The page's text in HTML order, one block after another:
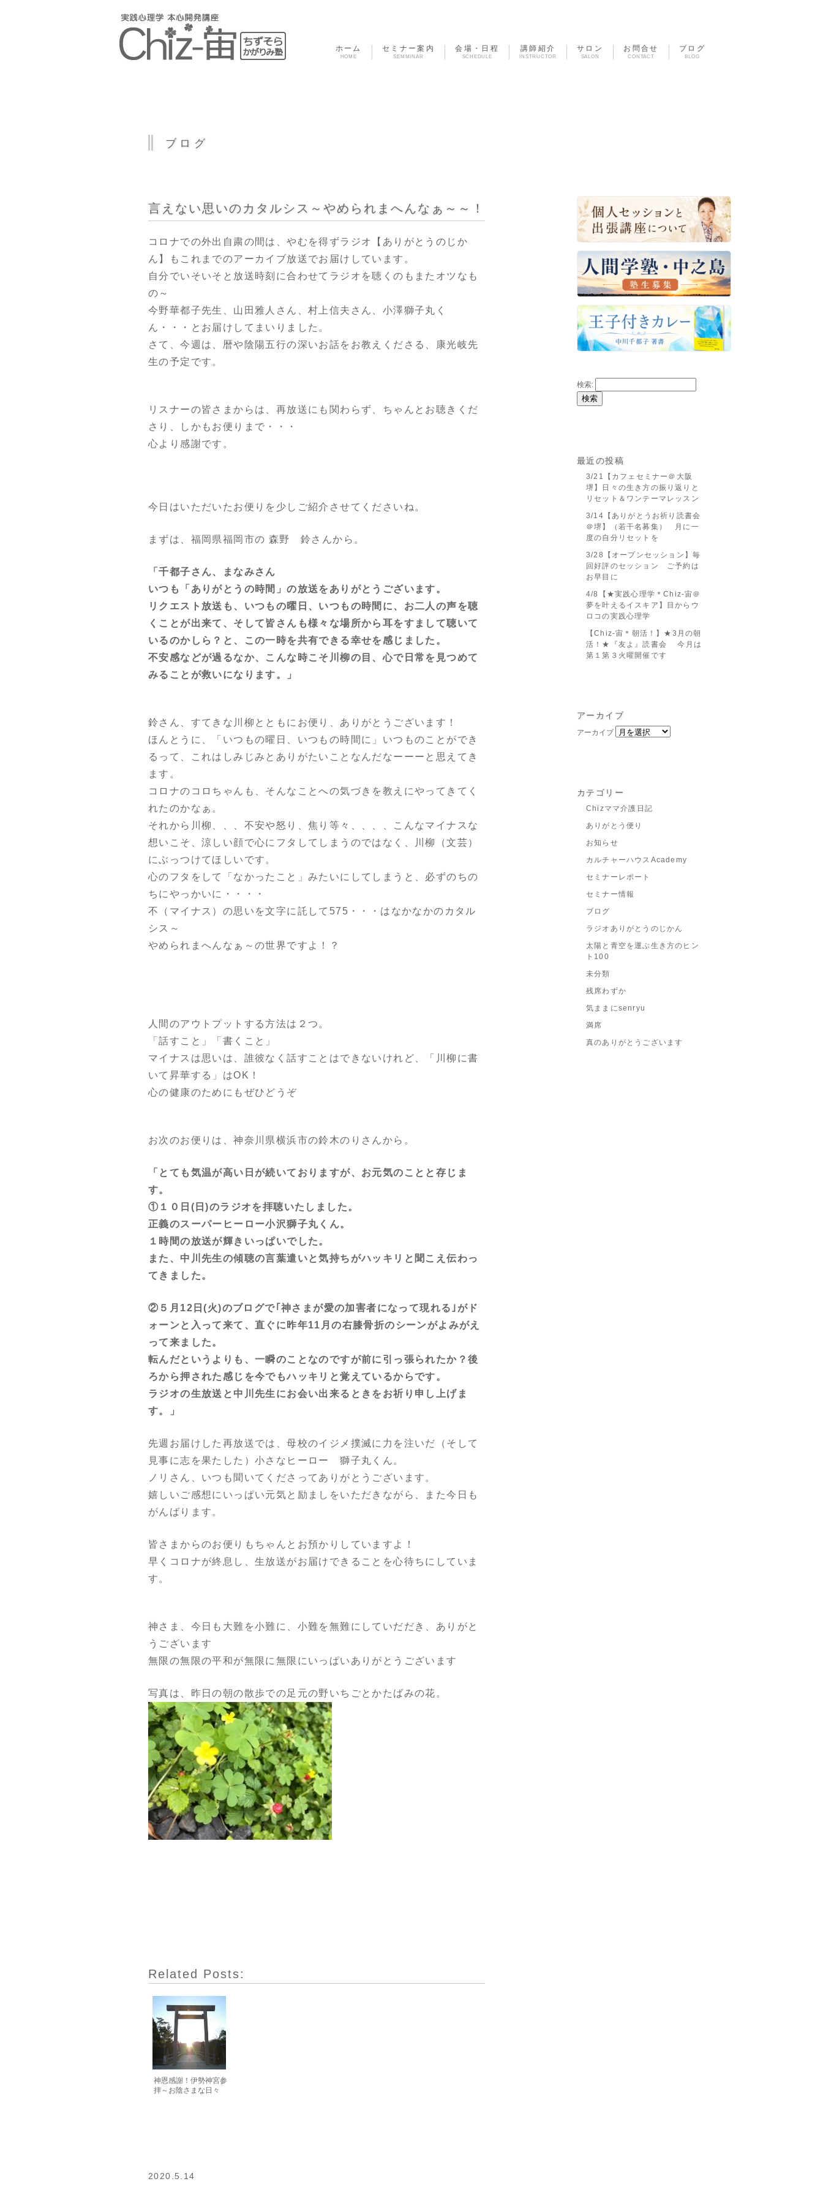
ホーム
HOME
セミナー案内
SEMMINAR
会場・日程
SCHEDULE
講師紹介
INSTRUCTOR
サロン
SALON
お問合せ
CONTACT
ブログ
BLOG
ブログ
言えない思いのカタルシス～やめられまへんなぁ～～！
コロナでの外出自粛の間は、やむを得ずラジオ【ありがとうのじか
ん】もこれまでのアーカイブ放送でお届けしています。
自分でいそいそと放送時刻に合わせてラジオを聴くのもまたオツなも
の～
今野華都子先生、山田雅人さん、村上信夫さん、小澤獅子丸く
ん・・・とお届けしてまいりました。
さて、今週は、暦や陰陽五行の深いお話をお教えくださる、康光岐先
生の予定です。
リスナーの皆さまからは、再放送にも関わらず、ちゃんとお聴きくだ
さり、しかもお便りまで・・・
心より感謝です。
今日はいただいたお便りを少しご紹介させてくださいね。
まずは、福岡県福岡市の 森野 鈴さんから。
「千都子さん、まなみさん
いつも「ありがとうの時間」の放送をありがとうございます。
リクエスト放送も、いつもの曜日、いつもの時間に、お二人の声を聴
くことが出来て、そして皆さんも様々な場所から耳をすまして聴いて
いるのかしら？と、この一時を共有できる幸せを感じました。
不安感などが過るなか、こんな時こそ川柳の目、心で日常を見つめて
みることが救いになります。」
鈴さん、すてきな川柳とともにお便り、ありがとうございます！
ほんとうに、「いつもの曜日、いつもの時間に」いつものことができ
るって、これはしみじみとありがたいことなんだなーーーと思えてき
ます。
コロナのコロちゃんも、そんなことへの気づきを教えにやってきてく
れたのかなぁ。
それから川柳、、、不安や怒り、焦り等々、、、、こんなマイナスな
想いこそ、涼しい顔で心にフタしてしまうのではなく、川柳（文芸）
にぶっつけてほしいです。
心のフタをして「なかったこと」みたいにしてしまうと、必ずのちの
ちにやっかいに・・・・
不（マイナス）の思いを文字に託して575・・・はなかなかのカタル
シス～
やめられまへんなぁ～の世界ですよ！？
人間のアウトプットする方法は２つ。
「話すこと」「書くこと」
マイナスは思いは、誰彼なく話すことはできないけれど、「川柳に書
いて昇華する」はOK！
心の健康のためにもぜひどうぞ
お次のお便りは、神奈川県横浜市の鈴木のりさんから。
「とても気温が高い日が続いておりますが、お元気のことと存じま
す。
①１０日(日)のラジオを拝聴いたしました。
正義のスーパーヒーロー小沢獅子丸くん。
１時間の放送が輝きいっぱいでした。
また、中川先生の傾聴の言葉遣いと気持ちがハッキリと聞こえ伝わっ
てきました。
②５月12日(火)のブログで｢神さまが愛の加害者になって現れる｣がド
ォーンと入って来て、直ぐに昨年11月の右膝骨折のシーンがよみがえ
って来ました。
転んだというよりも、一瞬のことなのですが前に引っ張られたか？後
ろから押された感じを今でもハッキリと覚えているからです。
ラジオの生放送と中川先生にお会い出来るときをお祈り申し上げま
す。」
先週お届けした再放送では、母校のイジメ撲滅に力を注いだ（そして
見事に志を果たした）小さなヒーロー 獅子丸くん。
ノリさん、いつも聞いてくださってありがとうございます。
嬉しいご感想にいっぱい元気と励ましをいただきながら、また今日も
がんばります。
皆さまからのお便りもちゃんとお預かりしていますよ！
早くコロナが終息し、生放送がお届けできることを心待ちにしていま
す。
神さま、今日も大難を小難に、小難を無難にしていだだき、ありがと
うございます
無限の無限の平和が無限に無限にいっぱいありがとうございます
写真は、昨日の朝の散歩での足元の野いちごとかたばみの花。
Related Posts:
神恩感謝！伊勢神宮参
拝～お陰さまな日々
2020.5.14
検索:
最近の投稿
3/21【カフェセミナー＠大阪
堺】日々の生き方の振り返りと
リセット＆ワンテーマレッスン
3/14【ありがとうお祈り読書会
＠堺】（若干名募集） 月に一
度の自分リセットを
3/28【オープンセッション】毎
回好評のセッション ご予約は
お早目に
4/8【★実践心理学＊Chiz-宙＠
夢を叶えるイスキア】目からウ
ロコの実践心理学
【Chiz-宙＊朝活！】★3月の朝
活！★『友よ』読書会 今月は
第１第３火曜開催です
アーカイブ
アーカイブ
カテゴリー
Chizママ介護日記
ありがとう便り
お知らせ
カルチャーハウスAcademy
セミナーレポート
セミナー情報
ブログ
ラジオありがとうのじかん
太陽と青空を運ぶ生き方のヒン
ト100
未分類
残席わずか
気ままにsenryu
満席
真のありがとうございます